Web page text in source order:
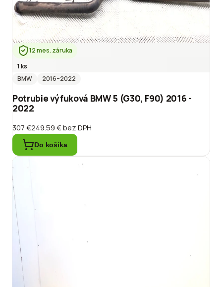
12 mes. záruka
1 ks
BMW
2016–2022
Potrubie výfuková BMW 5 (G30, F90) 2016 -
2022
307 €249.59 €bez DPH
Do košíka